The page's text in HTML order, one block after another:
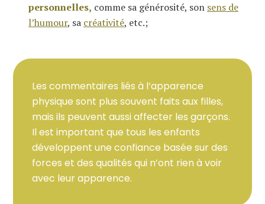
personnelles, comme sa générosité, son sens de
l’humour, sa créativité, etc.;
Les commentaires liés à l’apparence
physique sont plus souvent faits aux filles,
mais ils peuvent aussi affecter les garçons.
Il est important que tous les enfants
développent une confiance basée sur des
forces et des qualités qui n’ont rien à voir
avec leur apparence.